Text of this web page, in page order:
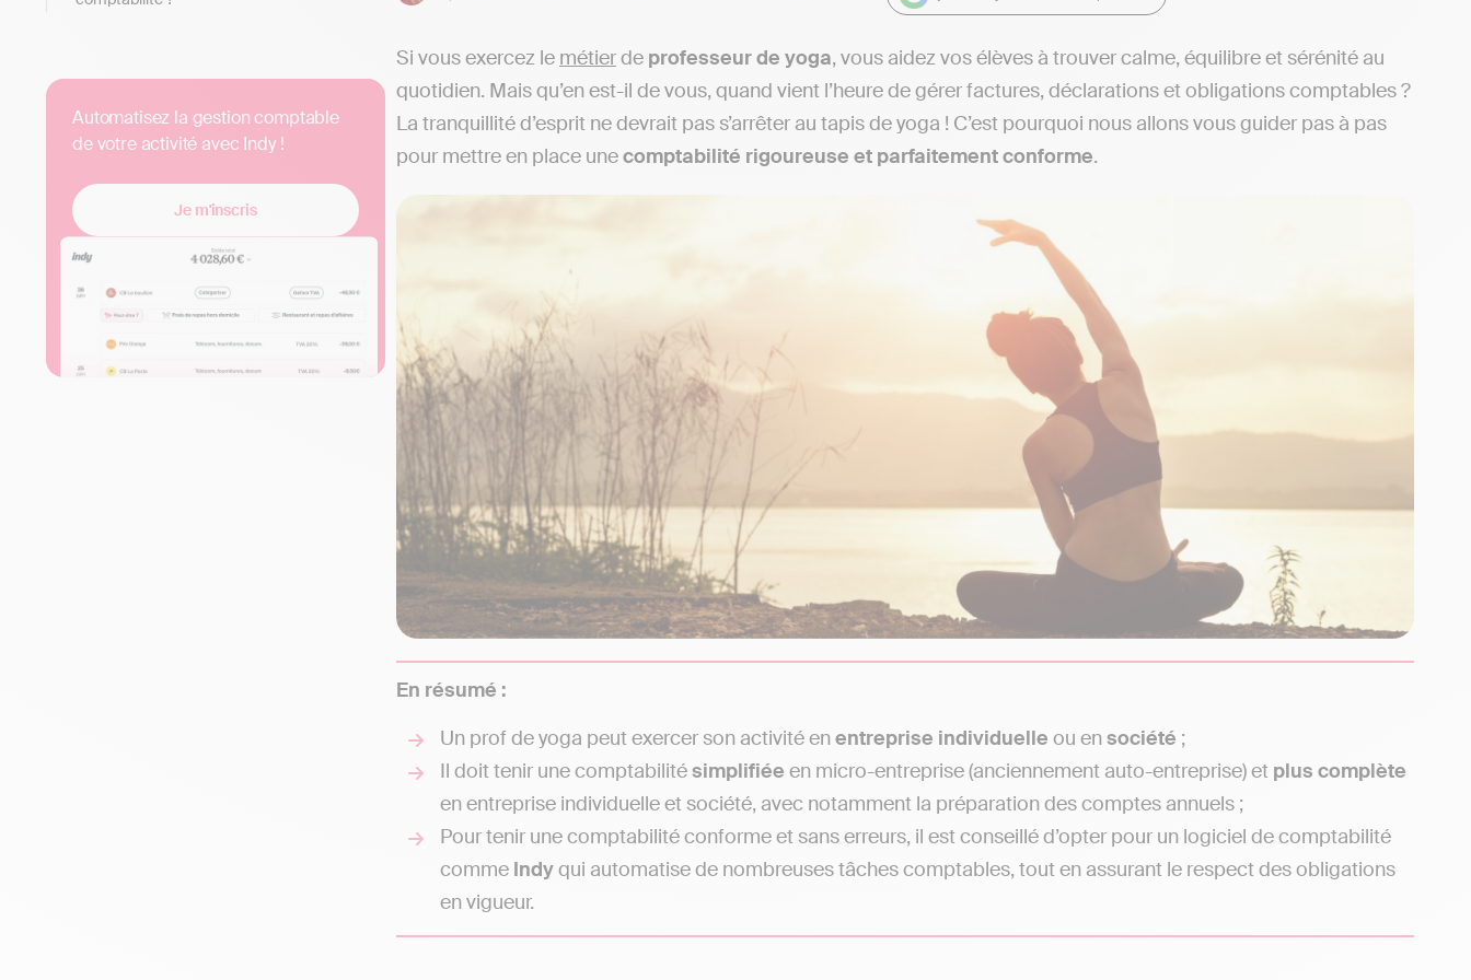
Si vous exercez le métierde professeur de yoga, vous aidez vos élèves à trouver calme, équilibre et sérénité au
quotidien. Mais qu’en est-il de vous, quand vient l’heure de gérer factures, déclarations et obligations comptables ?
La tranquillité d’esprit ne devrait pas s’arrêter au tapis de yoga ! C’est pourquoi nous allons vous guider pas à pas
pour mettre en place unecomptabilité rigoureuse et parfaitement conforme.
En résumé :
Un prof de yoga peut exercer son activité enentreprise individuelle ou ensociété ;
Il doit tenir une comptabilitésimplifiée en micro-entreprise (anciennement auto-entreprise) et plus complète
en entreprise individuelle et société, avec notamment la préparation des comptes annuels ;
Pour tenir une comptabilité conforme et sans erreurs, il est conseillé d’opter pour un logiciel de comptabilité
comme Indyqui automatise de nombreuses tâches comptables, tout en assurant le respect des obligations
en vigueur.
Automatisez la gestion comptable
de votre activité avec Indy !
Je m'inscris